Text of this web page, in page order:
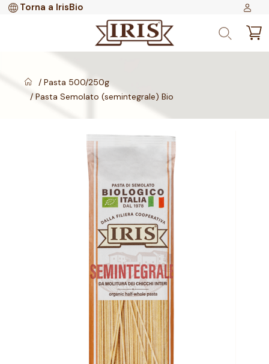
Torna a IrisBio
Pasta 500/250g
Pasta Semolato (semintegrale) Bio